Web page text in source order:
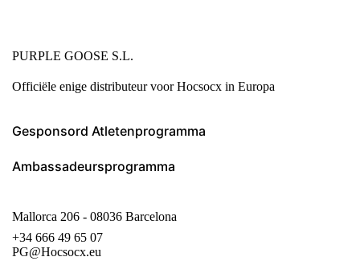
PURPLE GOOSE S.L.
Officiële enige distributeur voor Hocsocx in Europa
Mallorca 206 - 08036 Barcelona
+34 666 49 65 07
PG@Hocsocx.eu
Gesponsord Atletenprogramma
Ambassadeursprogramma